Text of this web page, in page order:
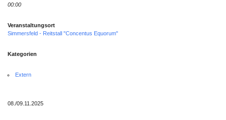
00:00
Veranstaltungsort
Simmersfeld - Reitstall "Concentus Equorum"
Kategorien
Extern
08./09.11.2025